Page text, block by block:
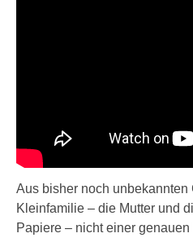
Aus bisher noch unbekannten
Kleinfamilie – die Mutter und
Papiere – nicht einer